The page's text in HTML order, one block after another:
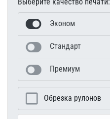
Эконом
Стандарт
Премиум
Обрезка рулонов